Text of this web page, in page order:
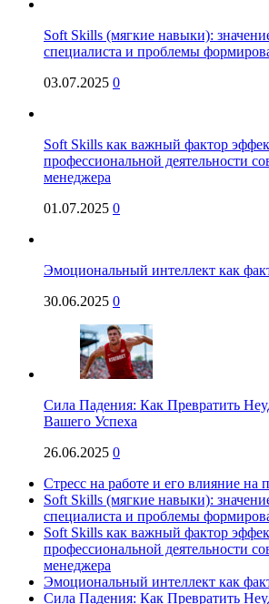
Soft Skills (мягкие навыки):
специалиста и проблемы
03.07.2025 0
Soft Skills как важный фактор
профессиональной деятельности
менеджера
01.07.2025 0
Эмоциональный интеллект как
30.06.2025 0
Сила Падения: Как Превратить
Вашего Успеха
26.06.2025 0
Стресс на работе и его влияние на
Soft Skills (мягкие навыки):
специалиста и проблемы
Soft Skills как важный фактор
профессиональной деятельности
менеджера
Эмоциональный интеллект как
Сила Падения: Как Превратить